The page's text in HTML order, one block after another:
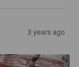
3 years ago